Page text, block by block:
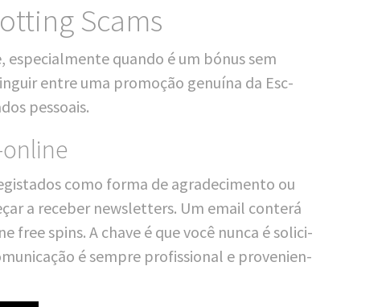
Scams
quan­do é um bónus sem
ent­re uma pro­mo­ção gen­uí­na da Esc-
pessoais.
como for­ma de agra­de­ci­men­to ou
a rece­ber news­let­ters. Um email con­terá
free spins. A chave é que você nun­ca é soli­ci­
é semp­re pro­fi­ssio­nal e pro­ve­ni­en­